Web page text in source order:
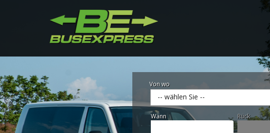
Von wo
-- wählen Sie --
Wann
Rück